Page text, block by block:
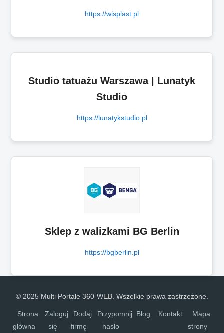
https://wisplast.pl
Studio tatuażu Warszawa | Lunatyk
Studio
https://lunatykstudio.pl
Sklep z walizkami BG Berlin
https://bgberlin.pl
© 2025 Multi Portale 360-WEB. Wszelkie prawa zastrzeżone.
Strona
główna
Zaloguj
się
Dodaj
firmę
Przypomnij
hasło
Blog Kontakt
Mapa
strony